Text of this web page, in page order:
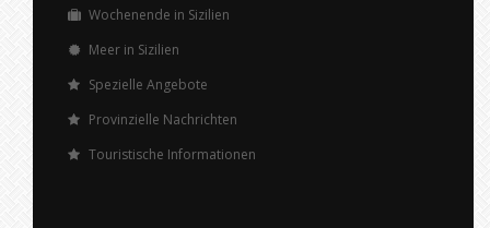
Wochenende in Sizilien
Meer in Sizilien
Spezielle Angebote
Provinzielle Nachrichten
Touristische Informationen